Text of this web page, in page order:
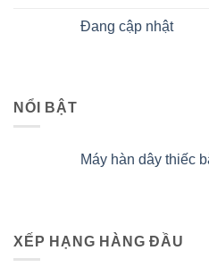
Đang cập nhật
NỔI BẬT
Máy hàn dây thiếc
XẾP HẠNG HÀNG ĐẦU